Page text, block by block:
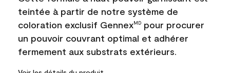
teintée à partir de notre système de
coloration exclusif GennexMD pour procurer
un pouvoir couvrant optimal et adhérer
fermement aux substrats extérieurs.